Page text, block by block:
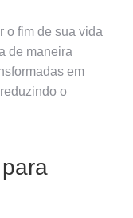
o fim de sua vida
de maneira
em
o